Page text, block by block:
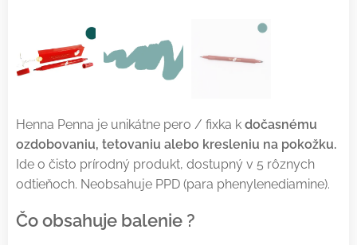
Henna Penna je unikátne pero / fixka k dočasnému
ozdobovaniu, tetovaniu alebo kresleniu na pokožku.
Ide o čisto prírodný produkt, dostupný v 5 rôznych
odtieňoch. Neobsahuje PPD (para phenylenediamine).
Čo obsahuje balenie ?